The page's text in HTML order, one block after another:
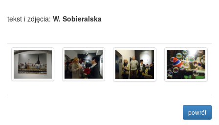
tekst i zdjęcia: W. Sobieralska
powrótna